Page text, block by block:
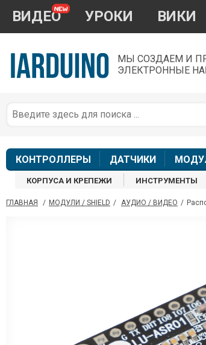
ВИДЕО УРОКИ ВИКИ
МЫ СОЗДАЕМ И
ЭЛЕКТРОННЫЕ
КОНТРОЛЛЕРЫ ДАТЧИКИ
КОРПУСА И КРЕПЕЖИ ИНСТРУМЕНТЫ
ГЛАВНАЯ / МОДУЛИ / SHIELD / АУДИО / ВИДЕО /